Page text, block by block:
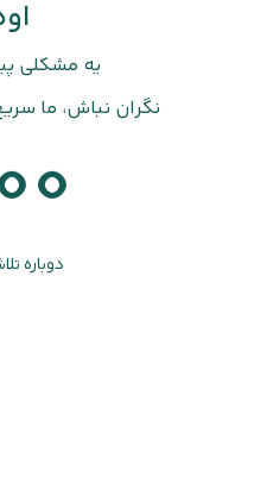
یه مشکلی
نگران نباش، ما
دوباره